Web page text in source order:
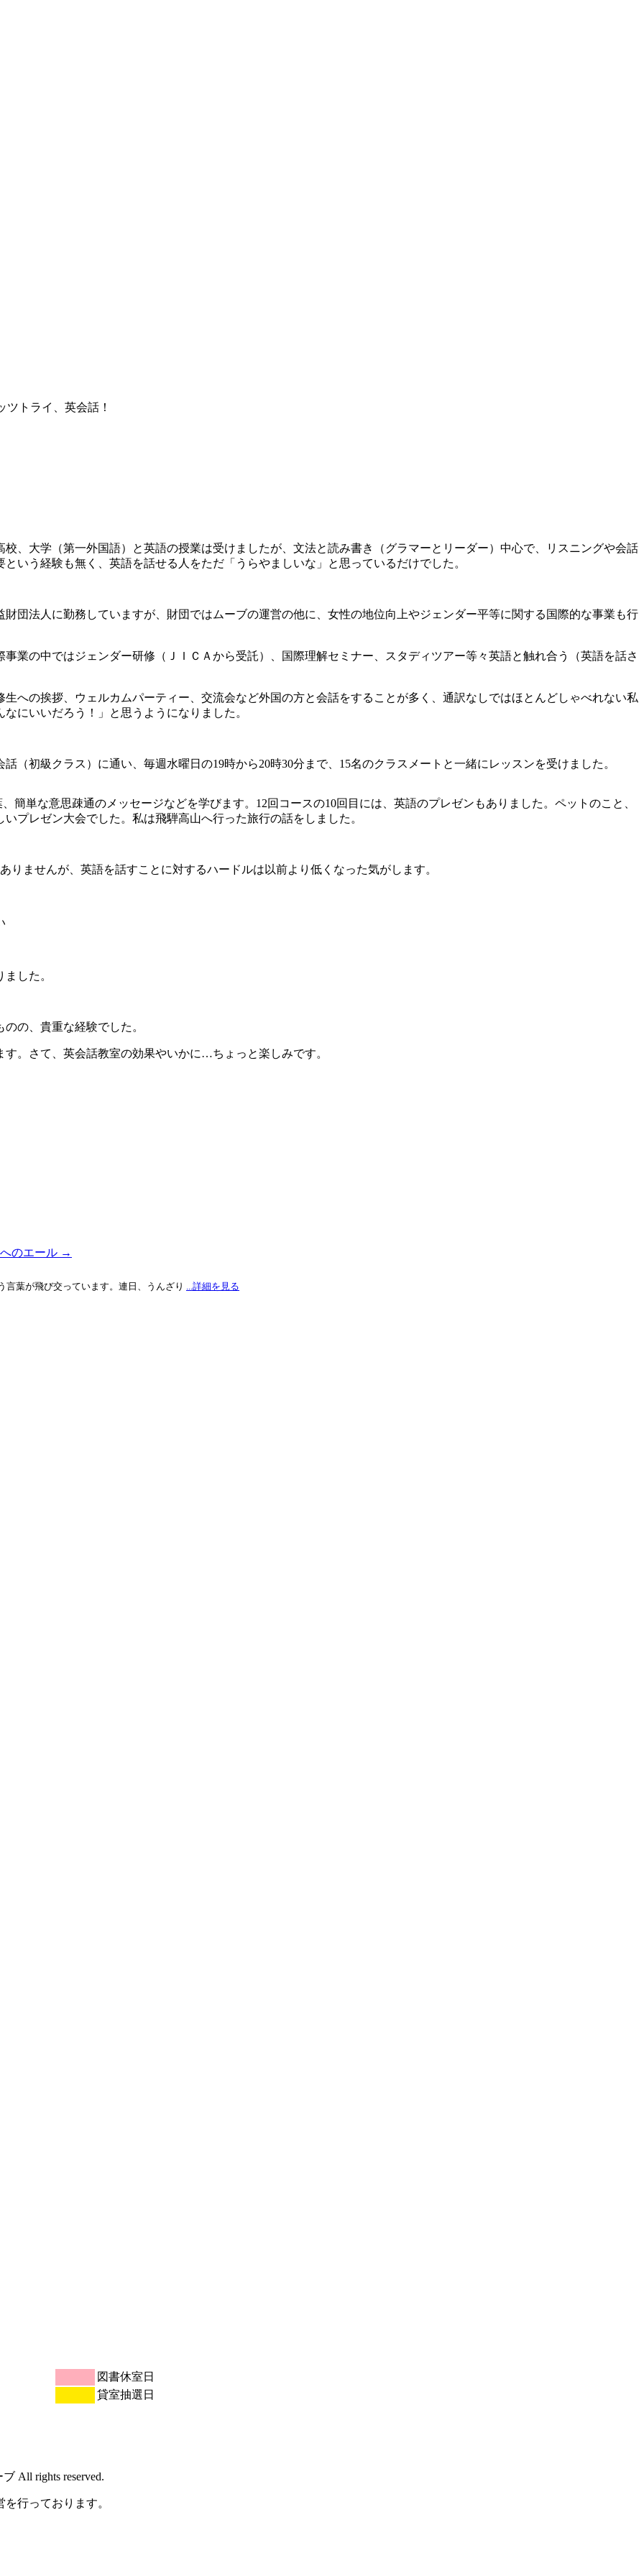
ツトライ、英会話！
、大学（第一外国語）と英語の授業は受けましたが、文法と読み書き（グラマーとリーダー）中心で、リスニングや会話
いう経験も無く、英語を話せる人をただ「うらやましいな」と思っているだけでした。
団法人に勤務していますが、財団ではムーブの運営の他に、女性の地位向上やジェンダー平等に関する国際的な事業も行
業の中ではジェンダー研修（ＪＩＣＡから受託）、国際理解セミナー、スタディツアー等々英語と触れ合う（英語を話さ
への挨拶、ウェルカムパーティー、交流会など外国の方と会話をすることが多く、通訳なしではほとんどしゃべれない私
にいいだろう！」と思うようになりました。
話（初級クラス）に通い、毎週水曜日の19時から20時30分まで、15名のクラスメートと一緒にレッスンを受けました。
簡単な意思疎通のメッセージなどを学びます。12回コースの10回目には、英語のプレゼンもありました。ペットのこと、
プレゼン大会でした。私は飛騨高山へ行った旅行の話をしました。
ませんが、英語を話すことに対するハードルは以前より低くなった気がします。
した。
の、貴重な経験でした。
。さて、英会話教室の効果やいかに…ちょっと楽しみです。
のエール →
葉が飛び交っています。連日、うんざり ...詳細を見る
図書休室日
貸室抽選日
All rights reserved.
行っております。